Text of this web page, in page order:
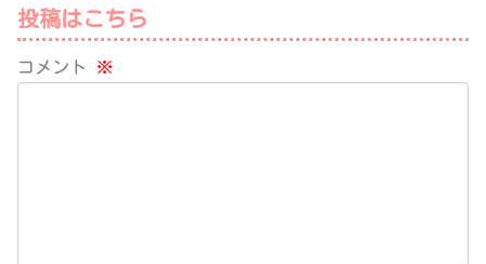
投稿はこちら
コメント ※